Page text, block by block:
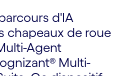
d'IA
chapeaux de roue
Agent
Multi-